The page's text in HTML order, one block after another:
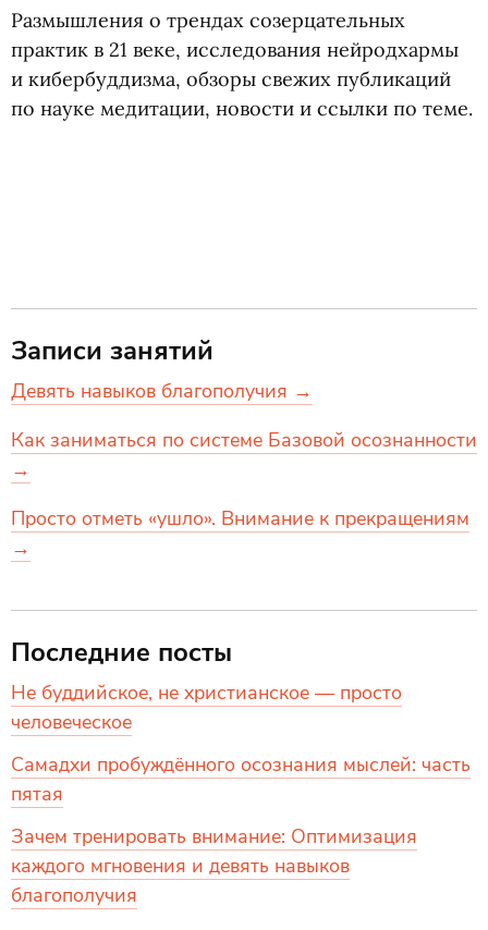
Размышления о трендах созерцательных
практик в 21 веке, исследования нейродхармы
и кибербуддизма, обзоры свежих публикаций
по науке медитации, новости и ссылки по теме.
Записи занятий
Девять навыков благополучия →
Как заниматься по системе Базовой осознанности
→
Просто отметь «ушло». Внимание к прекращениям
→
Последние посты
Не буддийское, не христианское — просто
человеческое
Самадхи пробуждённого осознания мыслей: часть
пятая
Зачем тренировать внимание: Оптимизация
каждого мгновения и девять навыков
благополучия